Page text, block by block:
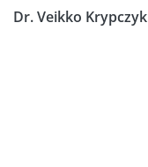
Dr. Veikko Krypczyk